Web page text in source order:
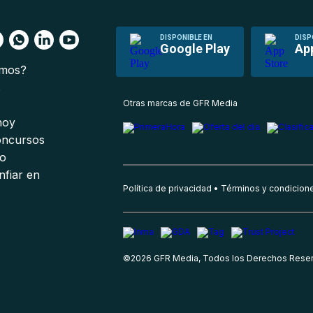
DISPONIBLE EN
Google Play
en
Otras marcas de GFR Media
Política de privacidad Términos y
©2026 GFR Media, Todos los Derechos